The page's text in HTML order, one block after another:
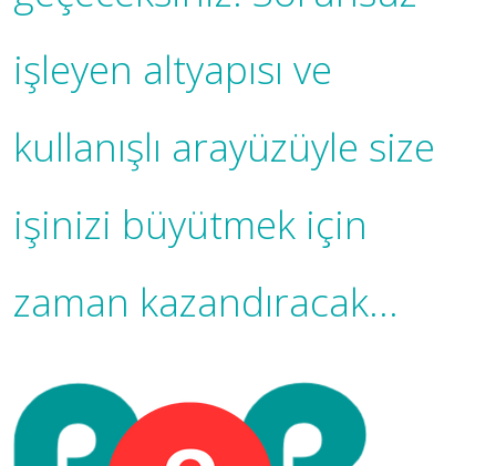
işleyen altyapısı ve
kullanışlı arayüzüyle size
işinizi büyütmek için
zaman kazandıracak...